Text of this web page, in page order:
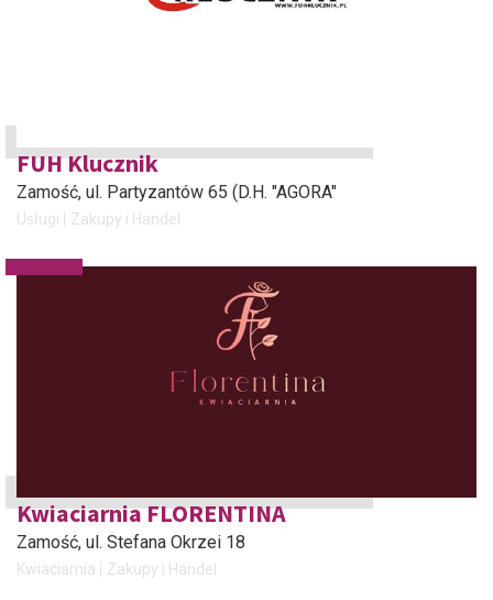
FUH Klucznik
Zamość, ul. Partyzantów 65 (D.H. "AGORA"
Usługi Zakupy i Handel
Kwiaciarnia FLORENTINA
Zamość, ul. Stefana Okrzei 18
Kwiaciarnia Zakupy i Handel